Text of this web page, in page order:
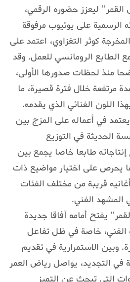
ليعزز حضوره الرقمي،
الرسمية على يوتيوب مرفوقة
كوثر التغزاوي، اعتمد على
الرومانسي للعمل. وقد
منذ لحظات صدورها الأولى،
خلال فترة قصيرة، ما
اللون الغنائي الذي يقدمه.
في أعماله على المزج بين
الحديثة في التوزيع
طابعا خاصا يجمع بين
يحرص على اختيار مواضيع ذات
قريبة من مختلف الفئات
المشهد الفني.
يفتح أمامه آفاقا جديدة
الفني، خاصة في ظل تفاعل
وبين الاستمرارية في تقديم
في التجديد، يواصل رياض العمر
التي تبحث عن التميز